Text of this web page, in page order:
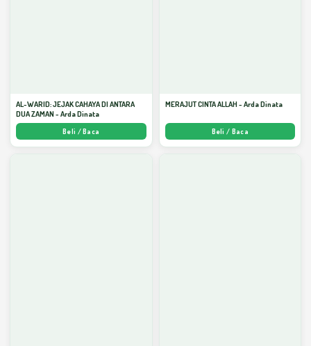
AL-WARID: JEJAK CAHAYA DI ANTARA
DUA ZAMAN - Arda Dinata
Beli / Baca
MERAJUT CINTA ALLAH - Arda Dinata
Beli / Baca